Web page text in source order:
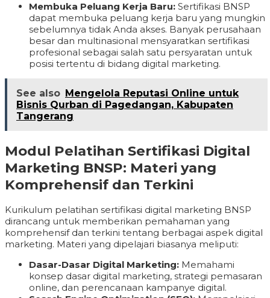
Membuka Peluang Kerja Baru: Sertifikasi BNSP
dapat membuka peluang kerja baru yang mungkin
sebelumnya tidak Anda akses. Banyak perusahaan
besar dan multinasional mensyaratkan sertifikasi
profesional sebagai salah satu persyaratan untuk
posisi tertentu di bidang digital marketing.
See also Mengelola Reputasi Online untuk
Bisnis Qurban di Pagedangan, Kabupaten
Tangerang
Modul Pelatihan Sertifikasi Digital
Marketing BNSP: Materi yang
Komprehensif dan Terkini
Kurikulum pelatihan sertifikasi digital marketing BNSP
dirancang untuk memberikan pemahaman yang
komprehensif dan terkini tentang berbagai aspek digital
marketing. Materi yang dipelajari biasanya meliputi:
Dasar-Dasar Digital Marketing: Memahami
konsep dasar digital marketing, strategi pemasaran
online, dan perencanaan kampanye digital.